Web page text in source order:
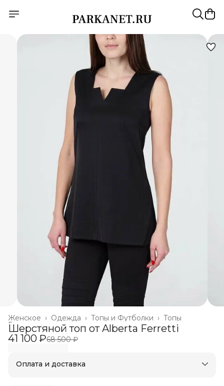
Топы
Топы и Футболки ›
Одежда ›
Женское ›
Главная ›
Шерстяной топ от Alberta Ferretti
41 100 ₽68 500 ₽
Оплата и доставка